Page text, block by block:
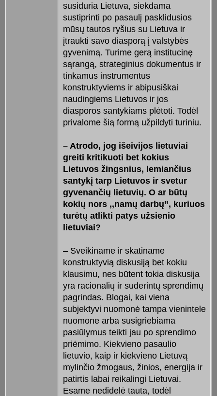
susiduria Lietuva, siekdama
sustiprinti po pasaulį pasklidusios
mūsų tautos ryšius su Lietuva ir
įtraukti savo diasporą į valstybės
gyvenimą. Turime gerą institucinę
sąrangą, strateginius dokumentus ir
tinkamus instrumentus
konstruktyviems ir abipusiškai
naudingiems Lietuvos ir jos
diasporos santykiams plėtoti. Todėl
privalome šią formą užpildyti turiniu.
– Atrodo, jog išeivijos lietuviai
greiti kritikuoti bet kokius
Lietuvos žingsnius, lemiančius
santykį tarp Lietuvos ir svetur
gyvenančių lietuvių. O ar būtų
kokių nors ,,namų darbų”, kuriuos
turėtų atlikti patys užsienio
lietuviai?
– Sveikiname ir skatiname
konstruktyvią diskusiją bet kokiu
klausimu, nes būtent tokia diskusija
yra racionalių ir suderintų sprendimų
pagrindas. Blogai, kai viena
subjektyvi nuomonė tampa vienintele
nuomone arba susigriebiama
pasiūlymus teikti jau po sprendimo
priėmimo. Kiekvieno pasaulio
lietuvio, kaip ir kiekvieno Lietuvą
mylinčio žmogaus, žinios, energija ir
patirtis labai reikalingi Lietuvai.
Esame nedidelė tauta, todėl